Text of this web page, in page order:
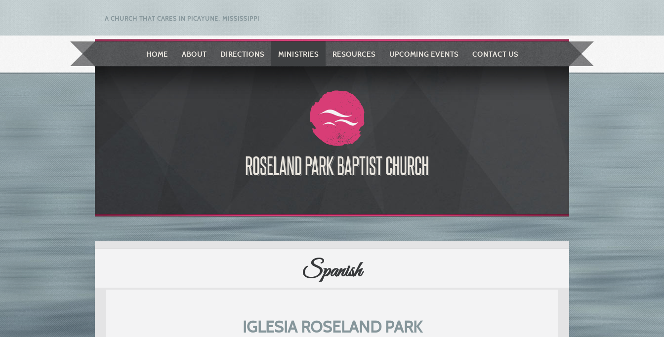
HOME ABOUT DIRECTIONS MINISTRIES RESOURCES UPCOMING EVENTS CONTACT US
ROSELAND PARK BAPTIST CHURCH
A CHURCH THAT CARES IN PICAYUNE, MISSISSIPPI
Spanish
IGLESIA ROSELAND PARK